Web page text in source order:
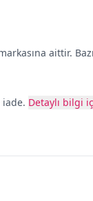
aittir.
Detaylı bilgi